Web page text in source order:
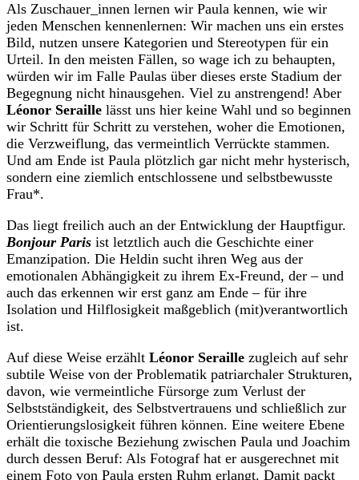
Als Zuschauer_innen lernen wir Paula kennen, wie wir
jeden Menschen kennenlernen: Wir machen uns ein erstes
Bild, nutzen unsere Kategorien und Stereotypen für ein
Urteil. In den meisten Fällen, so wage ich zu behaupten,
würden wir im Falle Paulas über dieses erste Stadium der
Begegnung nicht hinausgehen. Viel zu anstrengend! Aber
Léonor Seraille lässt uns hier keine Wahl und so beginnen
wir Schritt für Schritt zu verstehen, woher die Emotionen,
die Verzweiflung, das vermeintlich Verrückte stammen.
Und am Ende ist Paula plötzlich gar nicht mehr hysterisch,
sondern eine ziemlich entschlossene und selbstbewusste
Frau*.
Das liegt freilich auch an der Entwicklung der Hauptfigur.
Bonjour Paris ist letztlich auch die Geschichte einer
Emanzipation. Die Heldin sucht ihren Weg aus der
emotionalen Abhängigkeit zu ihrem Ex-Freund, der – und
auch das erkennen wir erst ganz am Ende – für ihre
Isolation und Hilflosigkeit maßgeblich (mit)verantwortlich
ist.
Auf diese Weise erzählt Léonor Seraille zugleich auf sehr
subtile Weise von der Problematik patriarchaler Strukturen,
davon, wie vermeintliche Fürsorge zum Verlust der
Selbstständigkeit, des Selbstvertrauens und schließlich zur
Orientierungslosigkeit führen können. Eine weitere Ebene
erhält die toxische Beziehung zwischen Paula und Joachim
durch dessen Beruf: Als Fotograf hat er ausgerechnet mit
einem Foto von Paula ersten Ruhm erlangt. Damit packt